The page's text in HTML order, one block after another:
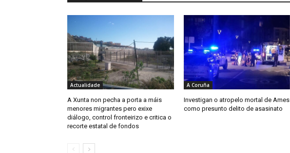
Actualidade
A Xunta non pecha a porta a máis
menores migrantes pero exixe
diálogo, control fronteirizo e critica o
recorte estatal de fondos
A Coruña
Investigan o atropelo mortal de Ames
como presunto delito de asasinato